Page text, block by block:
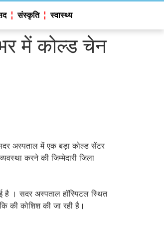
संस्कृति स्वास्थ्य
में कोल्ड चेन
अस्पताल में एक बड़ा कोल्ड सेंटर
करने की जिम्मेदारी जिला
है । सदर अस्पताल हॉस्पिटल स्थित
की कोशिश की जा रही है।